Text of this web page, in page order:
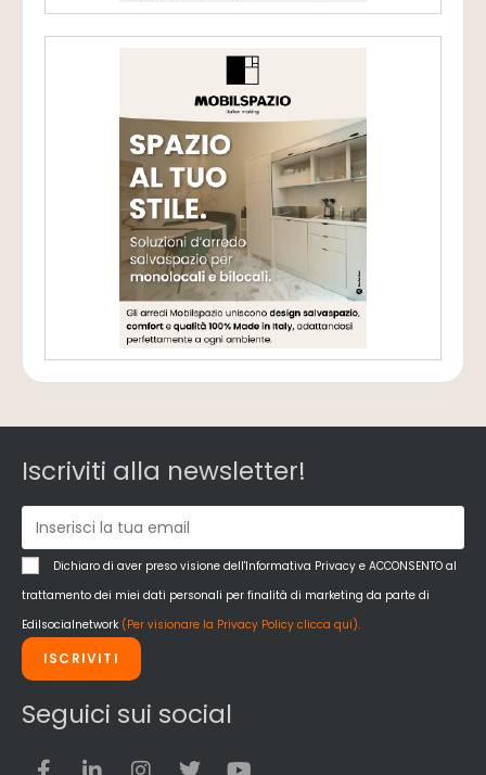
Iscriviti alla newsletter!
Dichiaro di aver preso visione dell'Informativa Privacy e ACCONSENTO al
trattamento dei miei dati personali per finalità di marketing da parte di
Edilsocialnetwork (Per visionare la Privacy Policy clicca qui).
ISCRIVITI
Seguici sui social